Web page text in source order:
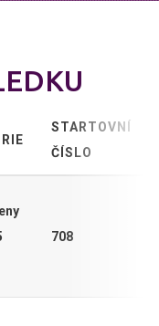
STARTOVNÍ
ČÍSLO
708